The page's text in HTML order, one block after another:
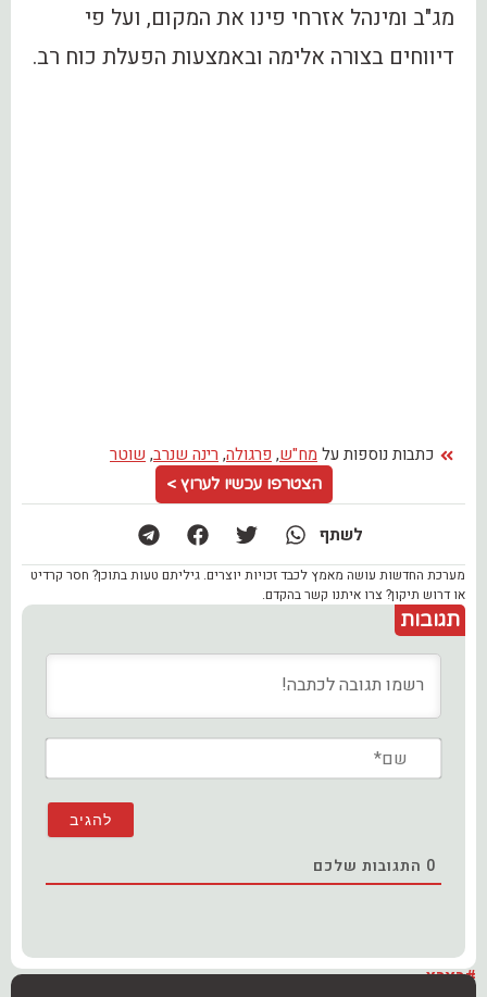
מג"ב ומינהל אזרחי פינו את המקום, ועל פי
דיווחים בצורה אלימה ובאמצעות הפעלת כוח רב.
כתבות נוספות על מח"ש, פרגולה, רינה שנרב, שוטר
הצטרפו עכשיו לערוץ >
לשתף
מערכת החדשות עושה מאמץ לכבד זכויות יוצרים. גיליתם טעות בתוכן? חסר קרדיט
או דרוש תיקון? צרו איתנו קשר בהקדם.
תגובות
0 התגובות שלכם
#בארץ